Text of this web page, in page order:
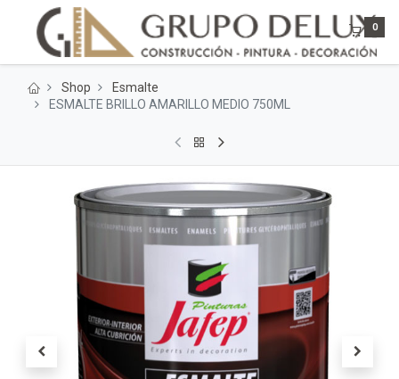
0
Shop
Esmalte
ESMALTE BRILLO AMARILLO MEDIO 750ML